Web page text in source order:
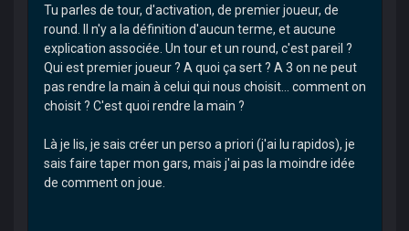
Tu parles de tour, d'activation, de premier joueur, de
round. Il n'y a la définition d'aucun terme, et aucune
explication associée. Un tour et un round, c'est pareil ?
Qui est premier joueur ? A quoi ça sert ? A 3 on ne peut
pas rendre la main à celui qui nous choisit... comment on
choisit ? C'est quoi rendre la main ?
Là je lis, je sais créer un perso a priori (j'ai lu rapidos), je
sais faire taper mon gars, mais j'ai pas la moindre idée
de comment on joue.